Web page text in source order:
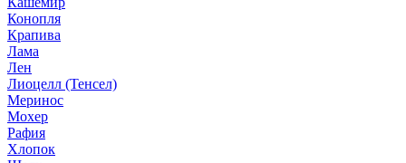
Конопля
Крапива
Лама
Лен
Лиоцелл (Тенсел)
Меринос
Мохер
Рафия
Хлопок